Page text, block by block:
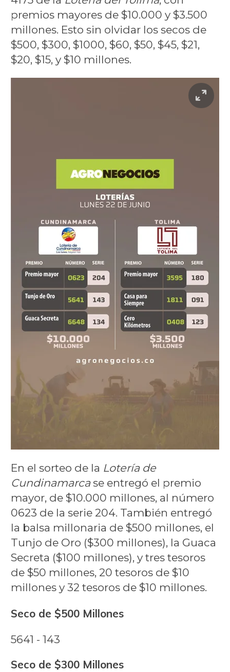
premios mayores de $10.000 y $3.500
millones. Esto sin olvidar los secos de
$500, $300, $1000, $60, $50, $45, $21,
$20, $15, y $10 millones.
En el sorteo de la Lotería de
Cundinamarcase entregó el premio
mayor, de $10.000 millones, al número
0623 de la serie 204. También entregó
la balsa millonaria de $500 millones, el
Tunjo de Oro ($300 millones), la Guaca
Secreta ($100 millones), y tres tesoros
de $50 millones, 20 tesoros de $10
millones y 32 tesoros de $10 millones.
Seco de $500 Millones
5641 - 143
Seco de $300 Millones